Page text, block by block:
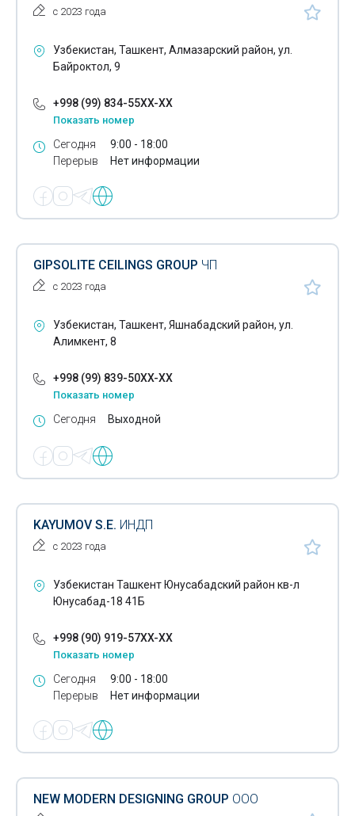
Крепежные изделия
Гидроизолирующие материалы
Кровельный профиль
Ламинат
Лестницы
Линолеум
Малярные уголки
Мансардные окна
Материалы для гидроизоляции бетона
Материалы для усиления бетона
Металлические наливные емкости
Металлический профиль для гипсокартона
Металлоизделия
Металлопрокат
Мозаичная плитка
Мрамор
Навесы
Напольные покрытия
Наружные стеновые панели
Нерудные строительные материалы
с 2023 года
Узбекистан, Ташкент, Алмазарский район, ул.
Байроктол, 9
+998 (99) 834-55XX-XX
Показать номер
Сегодня
Перерыв
9:00 - 18:00
Нет информации
GIPSOLITE CEILINGS GROUP ЧП
с 2023 года
Узбекистан, Ташкент, Яшнабадский район, ул.
Алимкент, 8
+998 (99) 839-50XX-XX
Показать номер
Сегодня Выходной
KAYUMOV S.E. ИНДП
с 2023 года
Узбекистан Ташкент Юнусабадский район кв-л
Юнусабад-18 41Б
+998 (90) 919-57XX-XX
Показать номер
Сегодня
Перерыв
9:00 - 18:00
Нет информации
NEW MODERN DESIGNING GROUP ООО